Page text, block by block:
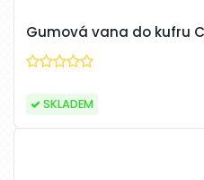
Gumová vana do kufru
SKLADEM